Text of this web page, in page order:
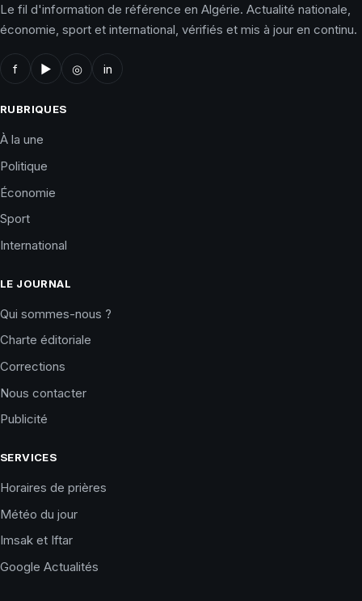
Le fil d'information de référence en Algérie. Actualité nationale,
économie, sport et international, vérifiés et mis à jour en continu.
f ▶ ◎ in
RUBRIQUES
À la une
Politique
Économie
Sport
International
LE JOURNAL
Qui sommes-nous ?
Charte éditoriale
Corrections
Nous contacter
Publicité
SERVICES
Horaires de prières
Météo du jour
Imsak et Iftar
Google Actualités